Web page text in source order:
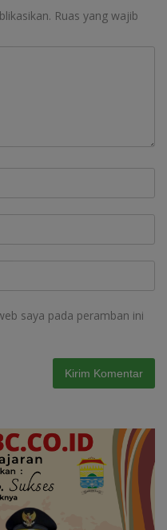
Ruas yang wajib
saya pada peramban ini